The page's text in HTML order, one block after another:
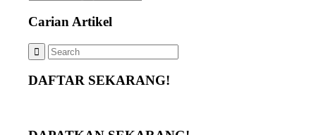
Carian Artikel
DAFTAR SEKARANG!